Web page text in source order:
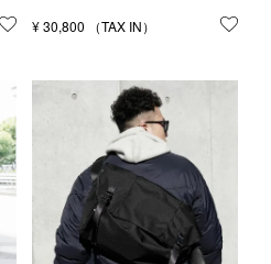
お気に入りに登録する
¥30,800